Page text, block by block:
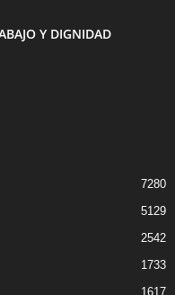
Y DIGNIDAD
7280
5129
2542
1733
1617